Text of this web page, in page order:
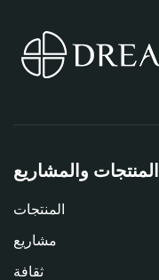
المنتجات والمشاريع
المنتجات
مشاريع
ثقافة